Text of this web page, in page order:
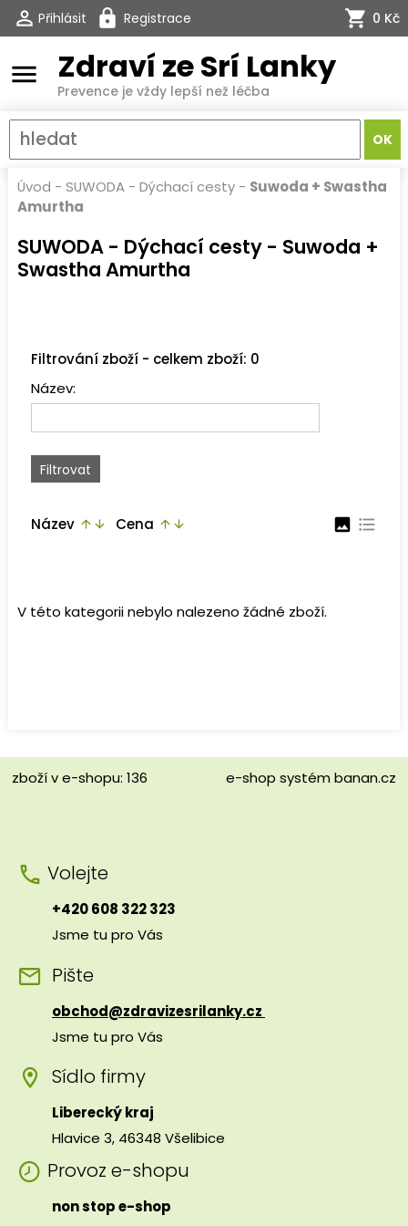
Přihlásit Registrace 0 Kč
menu Zdraví ze Srí Lanky
Prevence je vždy lepší než léčba
Úvod - SUWODA - Dýchací cesty- Suwoda + Swastha
Amurtha
SUWODA - Dýchací cesty - Suwoda +
Swastha Amurtha
Filtrování zboží - celkem zboží: 0
Název:
Název arrow_upward arrow_downward Cena arrow_upward arrow_downward image format_list_bulleted
V této kategorii nebylo nalezeno žádné zboží.
zboží v e-shopu: 136 e-shop systém banan.cz
Volejte
+420 608 322 323
Jsme tu pro Vás
Pište
obchod@zdravizesrilanky.cz
Jsme tu pro Vás
Sídlo firmy
Liberecký kraj
Hlavice 3, 46348 Všelibice
Provoz e-shopu
non stop e-shop